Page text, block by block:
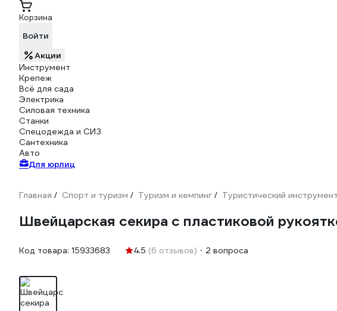
Корзина
Войти
Акции
Инструмент
Крепеж
Всё для сада
Электрика
Силовая техника
Станки
Спецодежда и СИЗ
Сантехника
Авто
Для юрлиц
Главная / Спорт и туризм / Туризм и кемпинг / Туристический инструмент
Швейцарская секира с пластиковой
Код товара: 15933683 4.5 (6 отзывов) 2 вопроса